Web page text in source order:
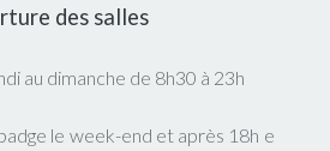
des salles
au dimanche de 8h30 à 23h
le week-end et après 18h e